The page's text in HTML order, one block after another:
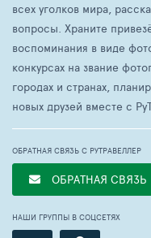
всех уголков мира,
вопросы. Храните
воспоминания в виде
конкурсах на звание
городах и странах,
новых друзей вместе с
ОБРАТНАЯ СВЯЗЬ С РУТРАВЕЛЛЕР
ОБРАТНАЯ СВЯЗЬ
НАШИ ГРУППЫ В СОЦСЕТЯХ